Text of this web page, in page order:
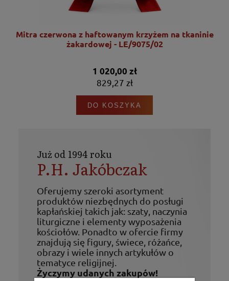
Mitra czerwona z haftowanym krzyżem na tkaninie
żakardowej - LE/9075/02
1 020,00 zł
829,27 zł
DO KOSZYKA
Już od 1994 roku
P.H. Jakóbczak
Oferujemy szeroki asortyment
produktów niezbędnych do posługi
kapłańskiej takich jak: szaty, naczynia
liturgiczne i elementy wyposażenia
kościołów. Ponadto w ofercie firmy
znajdują się figury, świece, różańce,
obrazy i wiele innych artykułów o
tematyce religijnej.
Życzymy udanych zakupów!